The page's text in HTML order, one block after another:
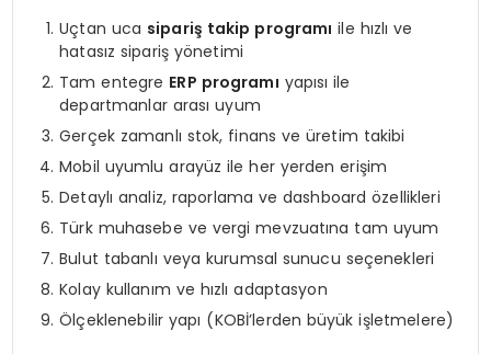
Uçtan uca sipariş takip programı ile hızlı ve
hatasız sipariş yönetimi
Tam entegre ERP programı yapısı ile
departmanlar arası uyum
Gerçek zamanlı stok, finans ve üretim takibi
Mobil uyumlu arayüz ile her yerden erişim
Detaylı analiz, raporlama ve dashboard özellikleri
Türk muhasebe ve vergi mevzuatına tam uyum
Bulut tabanlı veya kurumsal sunucu seçenekleri
Kolay kullanım ve hızlı adaptasyon
Ölçeklenebilir yapı (KOBİ’lerden büyük işletmelere)